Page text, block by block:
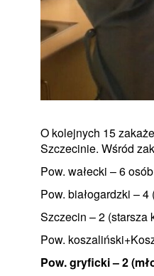
O kolejnych 15
Szczecinie. Wśród
Pow. wałecki – 6
Pow. białogardzki –
Szczecin – 2 (starsza
Pow.
Pow. gryficki – 2